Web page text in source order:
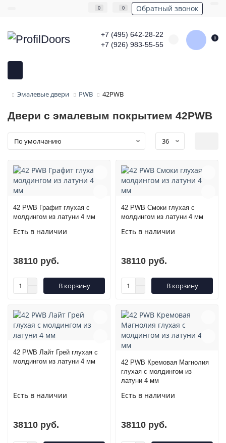
0 0 Обратный звонок
+7 (495) 642-28-22
+7 (926) 983-55-55
0
Эмалевые двери PWB 42PWB
Двери с эмалевым покрытием 42PWB
42 PWB Графит глухая с
молдингом из латуни 4 мм
Есть в наличии
38110 руб.
В корзину
42 PWB Смоки глухая с
молдингом из латуни 4 мм
Есть в наличии
38110 руб.
В корзину
42 PWB Лайт Грей глухая с
молдингом из латуни 4 мм
Есть в наличии
38110 руб.
42 PWB Кремовая Магнолия
глухая с молдингом из
латуни 4 мм
Есть в наличии
38110 руб.